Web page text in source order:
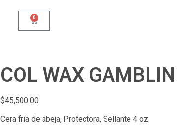
0
COL WAX GAMBLIN
$45,500.00
Cera fria de abeja, Protectora, Sellante 4 oz.